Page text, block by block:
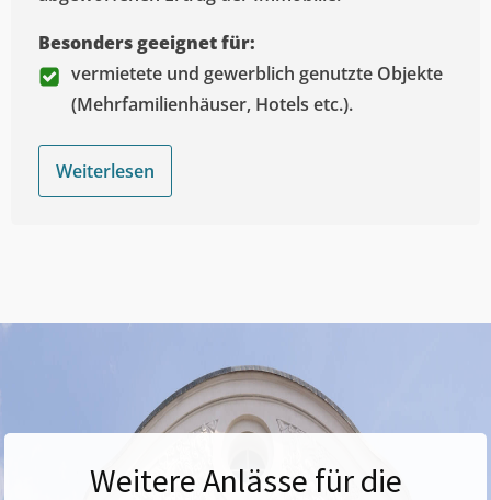
Besonders geeignet für:
vermietete und gewerblich genutzte Objekte
(Mehrfamilienhäuser, Hotels etc.).
Weiterlesen
Weitere Anlässe für die